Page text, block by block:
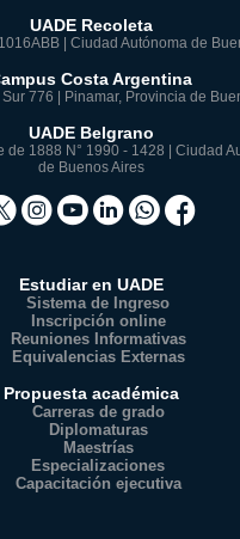
UADE Recoleta
| Ciudad Autónoma de
Costa Argentina
776 | Pinamar, Provincia de
UADE Belgrano
de 1888 N° 1990 - 1428 | Ciudad
de Buenos Aires
Estudiar en UADE
Sistema de Ingreso
Inscripción online
Reuniones Informativas
Equivalencias Externas
Propuesta académica
Carreras de grado
Diplomaturas
Maestrías
Especializaciones
Capacitación ejecutiva